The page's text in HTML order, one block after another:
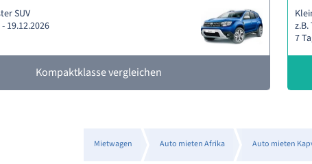
SUV
19.12.2026
Kompaktklasse vergleichen
7
Mietwagen Auto mieten Afrika Auto mieten